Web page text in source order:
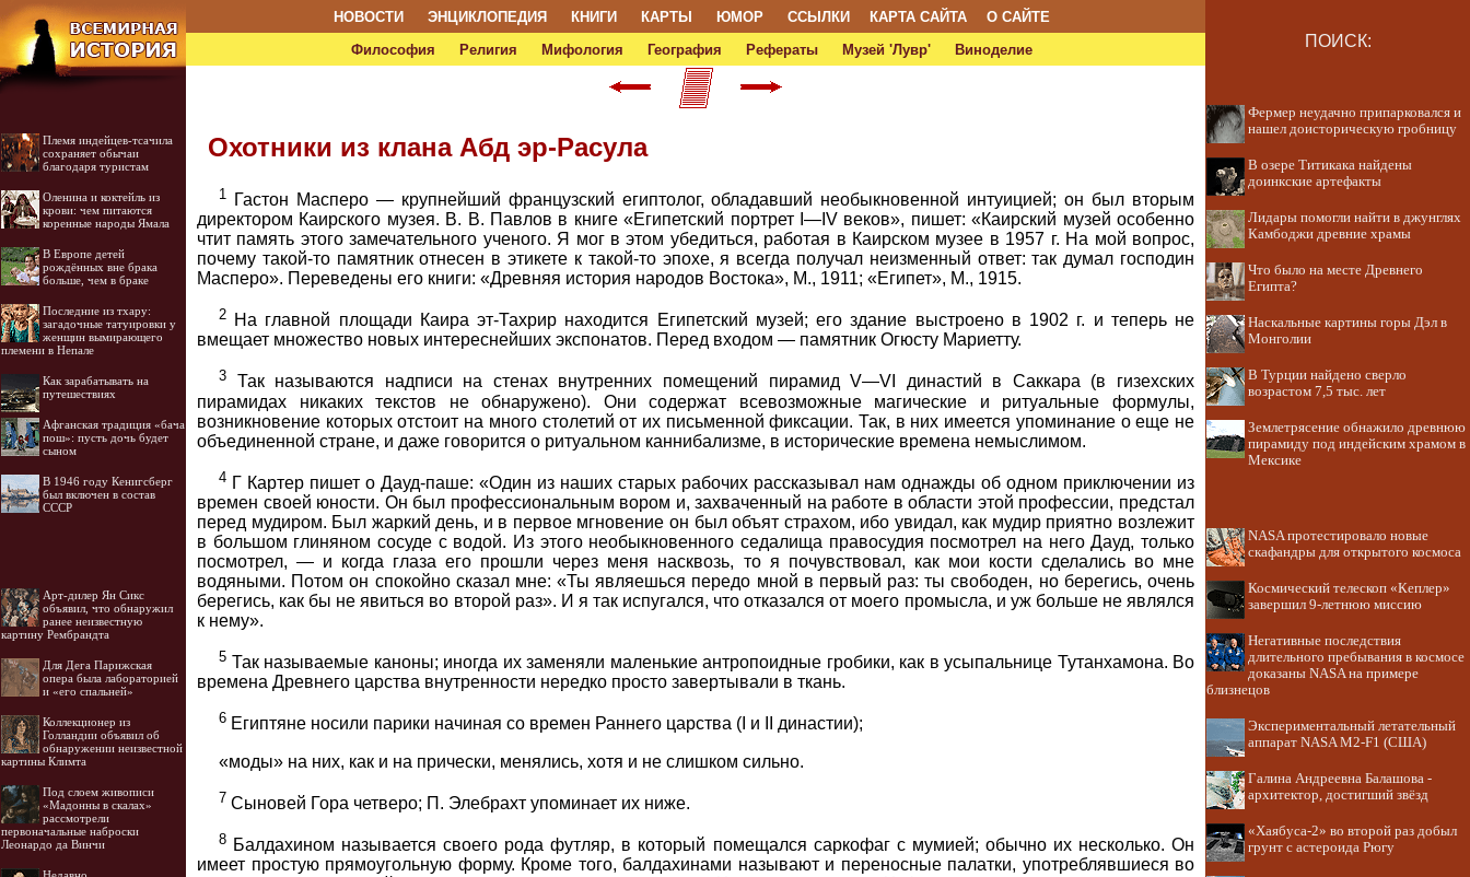
НОВОСТИ ЭНЦИКЛОПЕДИЯ КНИГИ КАРТЫ ЮМОР ССЫЛКИ КАРТА САЙТА
О САЙТЕ
Философия
Религия Мифология География Рефераты Музей 'Лувр' Виноделие ПОИСК:
Племя индейцев-тсачила
сохраняет обычаи
благодаря туристам
Оленина и коктейль из
крови: чем питаются
коренные народы Ямала
В Европе детей
рождённых вне брака
больше, чем в браке
Последние из тхару:
загадочные татуировки у
женщин вымирающего
племени в Непале
Как зарабатывать на
путешествиях
Афганская традиция «бача
пош»: пусть дочь будет
сыном
В 1946 году Кенигсберг
был включен в состав
СССР
Арт-дилер Ян Сикс
объявил, что обнаружил
ранее неизвестную
картину Рембрандта
Для Дега Парижская
опера была лабораторией
и «его спальней»
Коллекционер из
Голландии объявил об
обнаружении неизвестной
картины Климта
Под слоем живописи
«Мадонны в скалах»
рассмотрели
первоначальные наброски
Леонардо да Винчи
Охотники из клана Абд эр-Расула
1
Гастон Масперо — крупнейший французский египтолог, обладавший необыкновенной интуицией; он был вторым
директором Каирского музея. В. В. Павлов в книге «Египетский портрет I—IV веков», пишет: «Каирский музей особенно
чтит память этого замечательного ученого. Я мог в этом убедиться, работая в Каирском музее в 1957 г. На мой вопрос,
почему такой-то памятник отнесен в этикете к такой-то эпохе, я всегда получал неизменный ответ: так думал господин
Масперо». Переведены его книги: «Древняя история народов Востока», М., 1911; «Египет», М., 1915.
2 На главной площади Каира эт-Тахрир находится Египетский музей; его здание выстроено в 1902 г. и теперь не
вмещает множество новых интереснейших экспонатов. Перед входом — памятник Огюсту Мариетту.
3 Так называются надписи на стенах внутренних помещений пирамид V—VI династий в Саккара (в гизехских
пирамидах никаких текстов не обнаружено). Они содержат всевозможные магические и ритуальные формулы,
возникновение которых отстоит на много столетий от их письменной фиксации. Так, в них имеется упоминание о еще не
объединенной стране, и даже говорится о ритуальном каннибализме, в исторические времена немыслимом.
4 Г Картер пишет о Дауд-паше: «Один из наших старых рабочих рассказывал нам однажды об одном приключении из
времен своей юности. Он был профессиональным вором и, захваченный на работе в области этой профессии, предстал
перед мудиром. Был жаркий день, и в первое мгновение он был объят страхом, ибо увидал, как мудир приятно возлежит
в большом глиняном сосуде с водой. Из этого необыкновенного седалища правосудия посмотрел на него Дауд, только
посмотрел, — и когда глаза его прошли через меня насквозь, то я почувствовал, как мои кости сделались во мне
водяными. Потом он спокойно сказал мне: «Ты являешься передо мной в первый раз: ты свободен, но берегись, очень
берегись, как бы не явиться во второй раз». И я так испугался, что отказался от моего промысла, и уж больше не являлся
к нему».
5 Так называемые каноны; иногда их заменяли маленькие антропоидные гробики, как в усыпальнице Тутанхамона. Во
времена Древнего царства внутренности нередко просто завертывали в ткань.
6 Египтяне носили парики начиная со времен Раннего царства (I и II династии);
«моды» на них, как и на прически, менялись, хотя и не слишком сильно.
7 Сыновей Гора четверо; П. Элебрахт упоминает их ниже.
8 Балдахином называется своего рода футляр, в который помещался саркофаг с мумией; обычно их несколько. Он
имеет простую прямоугольную форму. Кроме того, балдахинами называют и переносные палатки, употреблявшиеся во
Фермер неудачно припарковался и
нашел доисторическую гробницу
В озере Титикака найдены
доинкские артефакты
Лидары помогли найти в джунглях
Камбоджи древние храмы
Что было на месте Древнего
Египта?
Наскальные картины горы Дэл в
Монголии
В Турции найдено сверло
возрастом 7,5 тыс. лет
Землетрясение обнажило древнюю
пирамиду под индейским храмом в
Мексике
NASA протестировало новые
скафандры для открытого космоса
Космический телескоп «Кеплер»
завершил 9-летнюю миссию
Негативные последствия
длительного пребывания в космосе
доказаны NASA на примере
близнецов
Экспериментальный летательный
аппарат NASA M2-F1 (США)
Галина Андреевна Балашова -
архитектор, достигший звёзд
«Хаябуса-2» во второй раз добыл
грунт с астероида Рюгу